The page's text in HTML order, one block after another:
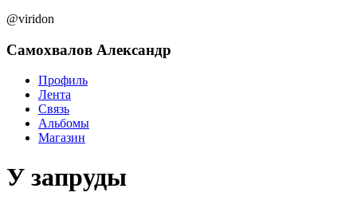
@viridon
Самохвалов Александр
Профиль
Лента
Связь
Альбомы
Магазин
У запруды